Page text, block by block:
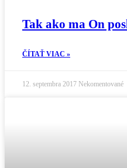
Tak ako ma On
ČÍTAŤ VIAC »
12. septembra 2017 Nekomentované